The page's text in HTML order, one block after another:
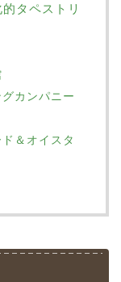
タペストリ
カンパニー
＆オイスタ